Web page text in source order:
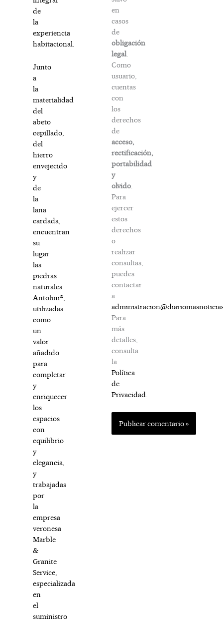
de
la
experiencia
habitacional.
Junto
a
la
materialidad
del
abeto
cepillado,
del
hierro
envejecido
y
de
la
lana
cardada,
encuentran
su
lugar
las
piedras
naturales
Antolini®,
utilizadas
como
un
valor
añadido
para
completar
y
enriquecer
los
espacios
con
equilibrio
y
elegancia,
y
trabajadas
por
la
empresa
veronesa
Marble
&
Granite
Service,
especializada
en
el
suministro
en
casos
de
obligación
legal.
Como
usuario,
cuentas
con
los
derechos
de
acceso,
rectificación,
portabilidad
y
olvido.
Para
ejercer
estos
derechos
o
realizar
consultas,
puedes
contactar
a
Para
más
detalles,
consulta
la
Política
de
Privacidad